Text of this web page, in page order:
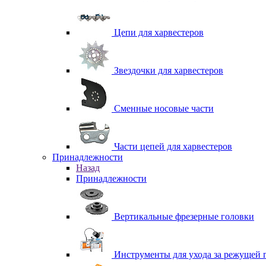
Цепи для харвестеров
Звездочки для харвестеров
Сменные носовые части
Части цепей для харвестеров
Принадлежности
Назад
Принадлежности
Вертикальные фрезерные головки
Инструменты для ухода за режущей